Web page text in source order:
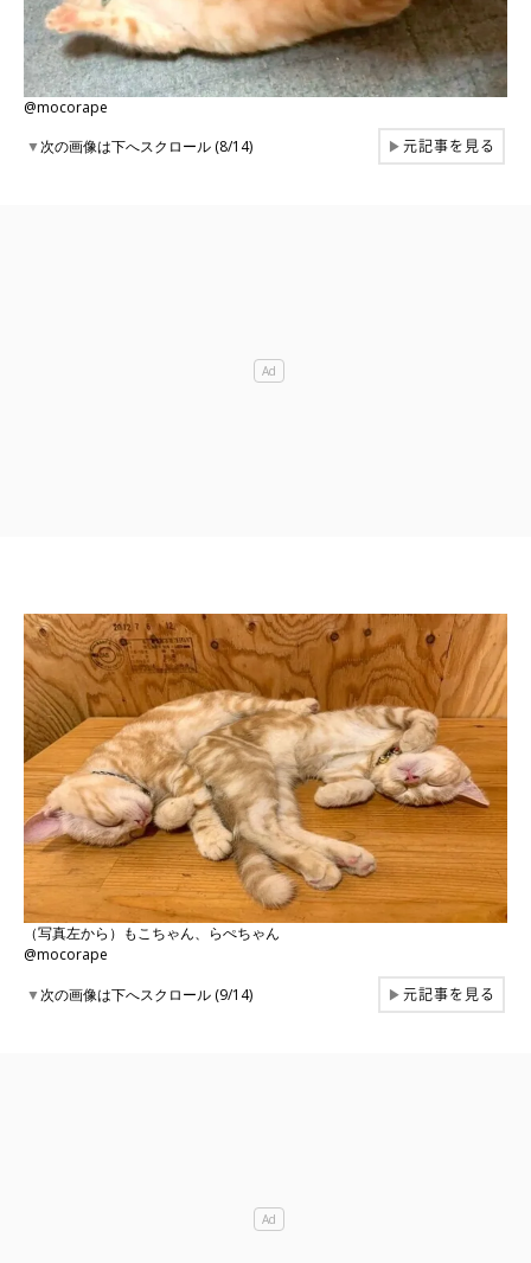
@mocorape
▼次の画像は下へスクロール (8/14) ▶元記事を見る
（写真左から）もこちゃん、らぺちゃん
@mocorape
▼次の画像は下へスクロール (9/14) ▶元記事を見る